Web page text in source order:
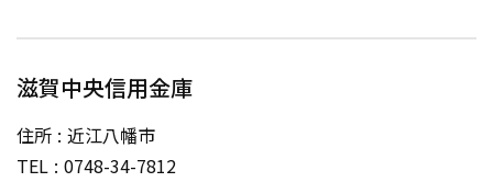
滋賀中央信用金庫
住所 近江八幡市
TEL 0748-34-7812